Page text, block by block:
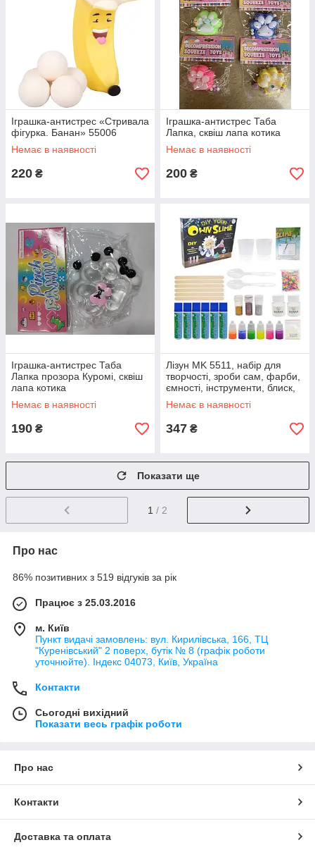
Іграшка-антистрес «Стривала
фігурка. Банан» 55006
Немає в наявності
220 ₴
Іграшка-антистрес Таба
Лапка, сквіш лапа котика
Немає в наявності
200 ₴
Іграшка-антистрес Таба
Лапка прозора Куромі, сквіш
лапа котика
Немає в наявності
190 ₴
Лізун MK 5511, набір для
творчості, зроби сам, фарби,
ємності, інструменти, блиск,
клей
Немає в наявності
347 ₴
Показати ще
1 / 2
Про нас
86% позитивних з 519 відгуків за рік
Працює з 25.03.2016
м. Київ
Пункт видачі замовлень: вул. Кирилівська, 166, ТЦ
"Куренівський" 2 поверх, бутік № 8 (графік роботи
уточнюйте). Індекс 04073, Київ, Україна
Контакти
Сьогодні вихідний
Показати весь графік роботи
Про нас
Контакти
Доставка та оплата